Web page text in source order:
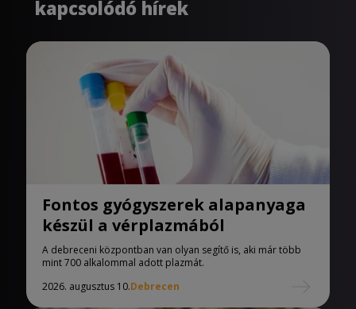
kapcsolódó hírek
Fontos gyógyszerek alapanyaga
készül a vérplazmából
A debreceni központban van olyan segítő is, aki már több
mint 700 alkalommal adott plazmát.
2026. augusztus 10.Debrecen